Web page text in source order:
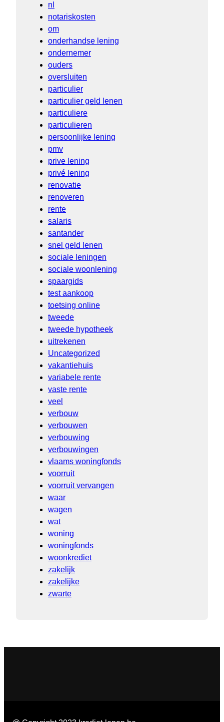
nl
notariskosten
om
onderhandse lening
ondernemer
ouders
oversluiten
particulier
particulier geld lenen
particuliere
particulieren
persoonlijke lening
pmv
prive lening
privé lening
renovatie
renoveren
rente
salaris
santander
snel geld lenen
sociale leningen
sociale woonlening
spaargids
test aankoop
toetsing online
tweede
tweede hypotheek
uitrekenen
Uncategorized
vakantiehuis
variabele rente
vaste rente
veel
verbouw
verbouwen
verbouwing
verbouwingen
vlaams woningfonds
voorruit
voorruit vervangen
waar
wagen
wat
woning
woningfonds
woonkrediet
zakelijk
zakelijke
zwarte